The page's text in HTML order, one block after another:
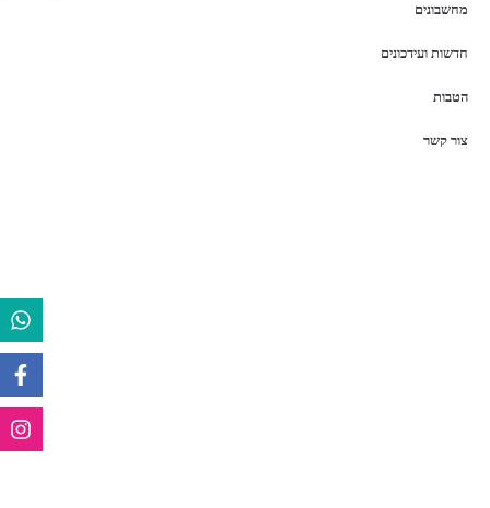
מחשבונים
חדשות ועידכונים
הטבות
צור קשר